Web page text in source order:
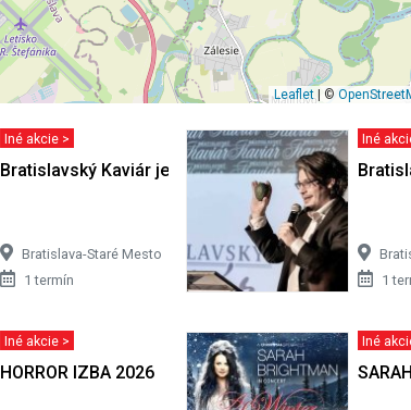
Leaflet | ©
Iné akcie >
Bratislavský Kaviár jesenný
Bratislava-Staré Mesto
1 termín
Iné
1
Iné akcie >
HORROR IZBA 2026
Iné